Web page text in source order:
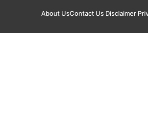
About UsContact Us Disclaimer